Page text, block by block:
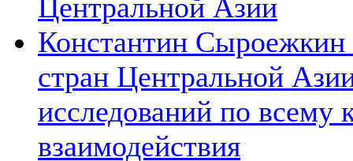
Центральной Азии
Константин Сыроежкин
стран Центральной
исследований по всему
взаимодействия